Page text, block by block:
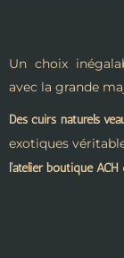
Un choix
avec la grande
Des cuirs naturels
exotiques
l’atelier boutique